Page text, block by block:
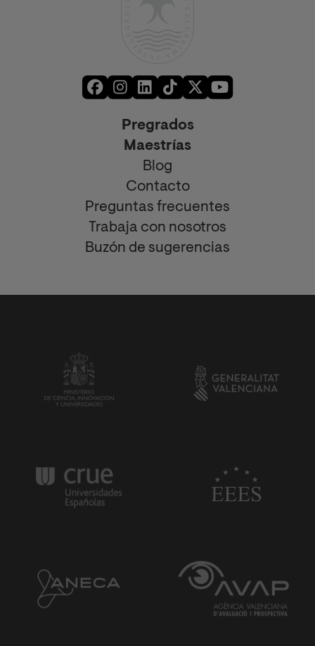
Pregrados
Maestrías
Blog
Contacto
Preguntas frecuentes
Trabaja con nosotros
Buzón de sugerencias